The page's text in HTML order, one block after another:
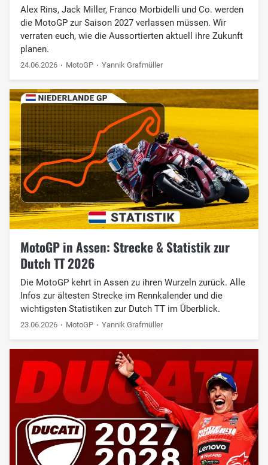
Alex Rins, Jack Miller, Franco Morbidelli und Co. werden
die MotoGP zur Saison 2027 verlassen müssen. Wir
verraten euch, wie die Aussortierten aktuell ihre Zukunft
planen.
24.06.2026 MotoGP Yannik Grafmüller
MotoGP in Assen: Strecke & Statistik zur
Dutch TT 2026
Die MotoGP kehrt in Assen zu ihren Wurzeln zurück. Alle
Infos zur ältesten Strecke im Rennkalender und die
wichtigsten Statistiken zur Dutch TT im Überblick.
23.06.2026 MotoGP Yannik Grafmüller